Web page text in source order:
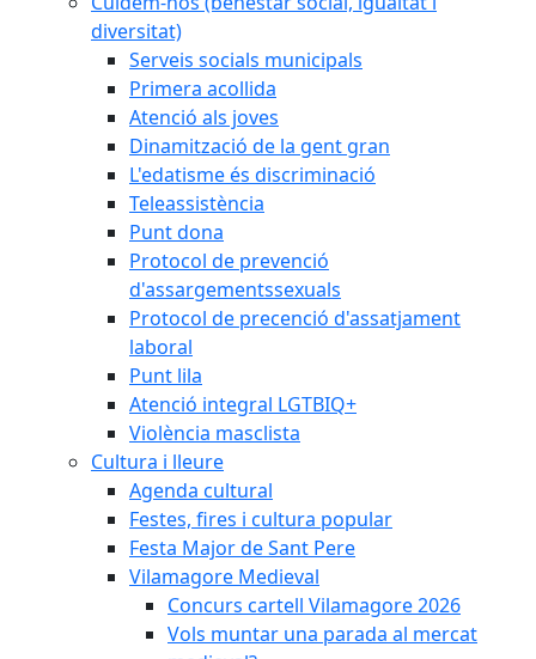
diversitat)
Serveis socials municipals
Primera acollida
Atenció als joves
Dinamització de la gent gran
L'edatisme és discriminació
Teleassistència
Punt dona
Protocol de prevenció
d'assargementssexuals
Protocol de precenció d'assatjament
laboral
Punt lila
Atenció integral LGTBIQ+
Violència masclista
Cultura i lleure
Agenda cultural
Festes, fires i cultura popular
Festa Major de Sant Pere
Vilamagore Medieval
Concurs cartell Vilamagore 2026
Vols muntar una parada al mercat